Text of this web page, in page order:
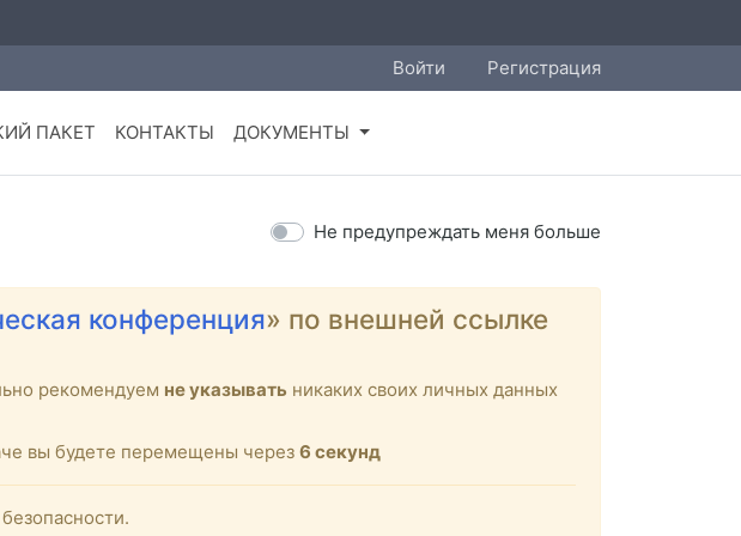
Войти Регистрация
ПАКЕТ КОНТАКТЫ ДОКУМЕНТЫ
Не предупреждать меня больше
конференция» по внешней ссылке
рекомендуем не указывать никаких своих личных данных
вы будете перемещены через 6 секунд